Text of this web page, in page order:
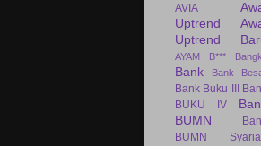
AVIA
Uptrend
Uptrend
AYAM B***
Bank Bank
Bank Buku III
BUKU IV
BUMN
BUMN